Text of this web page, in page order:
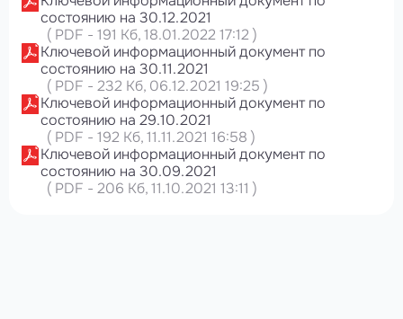
состоянию на 30.12.2021
( PDF - 191 Кб, 18.01.2022 17:12 )
Ключевой информационный документ по
состоянию на 30.11.2021
( PDF - 232 Кб, 06.12.2021 19:25 )
Ключевой информационный документ по
состоянию на 29.10.2021
( PDF - 192 Кб, 11.11.2021 16:58 )
Ключевой информационный документ по
состоянию на 30.09.2021
( PDF - 206 Кб, 11.10.2021 13:11 )